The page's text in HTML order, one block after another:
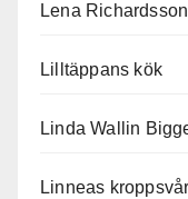
Lena
Lilltäppans kök
Linda Wallin
Linneas